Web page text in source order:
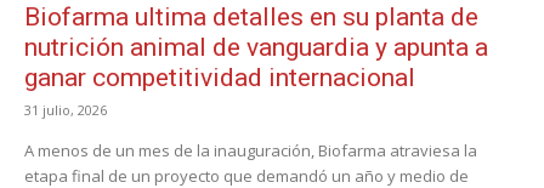
Biofarma ultima detalles en su planta de
nutrición animal de vanguardia y apunta a
ganar competitividad internacional
31 julio, 2026
A menos de un mes de la inauguración, Biofarma atraviesa la
etapa final de un proyecto que demandó un año y medio de